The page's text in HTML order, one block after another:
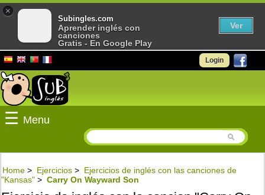
Login
☰ Menu
Home > Ejercicios > Ejercicios de inglés con las canciones de
"Kansas" > Carry On Wayward Son
×
Subingles.com
Aprender inglés con
canciones
Gratis - En Google Play
Ver